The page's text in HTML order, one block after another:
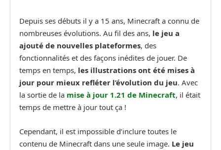
Depuis ses débuts il y a 15 ans, Minecraft a connu de
nombreuses évolutions. Au fil des ans, le jeu a
ajouté de nouvelles plateformes, des
fonctionnalités et des façons inédites de jouer. De
temps en temps, les illustrations ont été mises à
jour pour mieux refléter l’évolution du jeu. Avec
la sortie de la mise à jour 1.21 de Minecraft, il était
temps de mettre à jour tout ça !
Cependant, il est impossible d’inclure toutes le
contenu de Minecraft dans une seule image. Le jeu